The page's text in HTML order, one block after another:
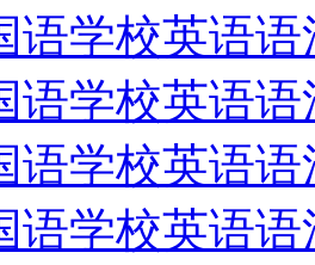
语学校英语语
语学校英语语
语学校英语语
语学校英语语